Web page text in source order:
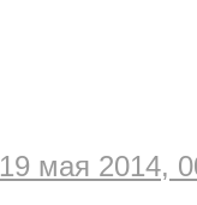
19 мая 2014,